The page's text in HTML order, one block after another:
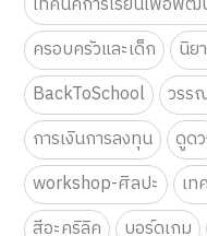
เทคนิคการเรียนเพื่อพัฒ
ครอบครัวและเด็ก
นิย
BackToSchool
วรร
การเงินการลงทุน
ดูด
workshop-ศิลปะ
เ